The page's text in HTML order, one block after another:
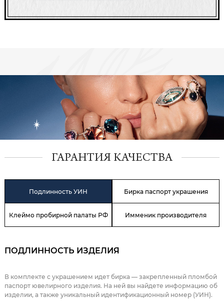
ГАРАНТИЯ КАЧЕСТВА
Подлинность УИН Бирка паспорт украшения
Клеймо пробирной палаты РФ Имменик производителя
ПОДЛИННОСТЬ ИЗДЕЛИЯ
В комплекте с украшением идет бирка — закрепленный пломбой
паспорт ювелирного изделия. На ней вы найдете информацию об
изделии, а также уникальный идентификационный номер (УИН).